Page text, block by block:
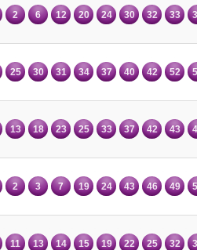
2 6 12 20 24 30 32 33
25 30 31 34 37 40 42 52
13 18 23 25 33 37 42 43
2 3 7 19 24 43 46 49
11 13 14 15 19 22 25 32